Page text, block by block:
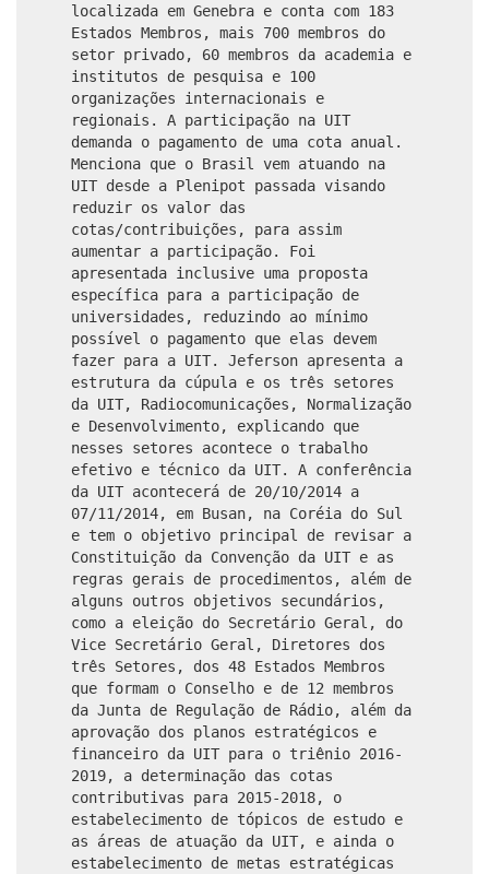
localizada em Genebra e conta com 183
Estados Membros, mais 700 membros do
setor privado, 60 membros da academia e
institutos de pesquisa e 100
organizações internacionais e
regionais. A participação na UIT
demanda o pagamento de uma cota anual.
Menciona que o Brasil vem atuando na
UIT desde a Plenipot passada visando
reduzir os valor das
cotas/contribuições, para assim
aumentar a participação. Foi
apresentada inclusive uma proposta
específica para a participação de
universidades, reduzindo ao mínimo
possível o pagamento que elas devem
fazer para a UIT. Jeferson apresenta a
estrutura da cúpula e os três setores
da UIT, Radiocomunicações, Normalização
e Desenvolvimento, explicando que
nesses setores acontece o trabalho
efetivo e técnico da UIT. A conferência
da UIT acontecerá de 20/10/2014 a
07/11/2014, em Busan, na Coréia do Sul
e tem o objetivo principal de revisar a
Constituição da Convenção da UIT e as
regras gerais de procedimentos, além de
alguns outros objetivos secundários,
como a eleição do Secretário Geral, do
Vice Secretário Geral, Diretores dos
três Setores, dos 48 Estados Membros
que formam o Conselho e de 12 membros
da Junta de Regulação de Rádio, além da
aprovação dos planos estratégicos e
financeiro da UIT para o triênio 2016-
2019, a determinação das cotas
contributivas para 2015-2018, o
estabelecimento de tópicos de estudo e
as áreas de atuação da UIT, e ainda o
estabelecimento de metas estratégicas